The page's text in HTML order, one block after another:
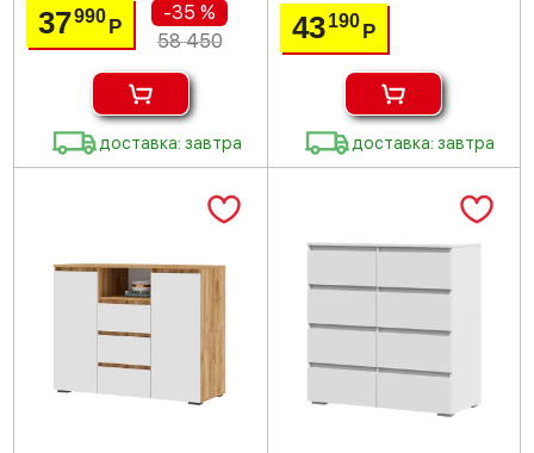
37990Р
-35 %
58 450
доставка: завтра
43 190 Р
доставка: завтра